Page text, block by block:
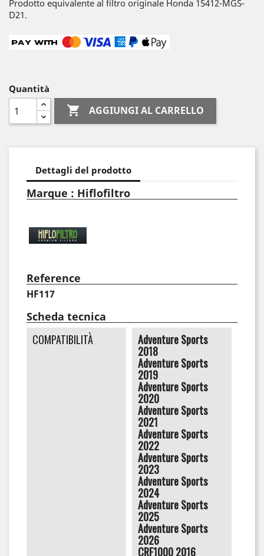
Prodotto equivalente al filtro originale Honda 15412-MGS-
D21.
Quantità
 AGGIUNGI AL CARRELLO
Dettagli del prodotto
Marque : Hiflofiltro
Reference
HF117
Scheda tecnica
COMPATIBILITÀ Adventure Sports
2018
Adventure Sports
2019
Adventure Sports
2020
Adventure Sports
2021
Adventure Sports
2022
Adventure Sports
2023
Adventure Sports
2024
Adventure Sports
2025
Adventure Sports
2026
CRF1000 2016